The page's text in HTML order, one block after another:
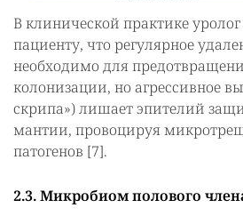
В клинической практике
пациенту, что регулярное
необходимо для
колонизации, но агрессивное
скрипа») лишает эпителий
мантии, провоцируя
патогенов [7].
2.3. Микробиом полового